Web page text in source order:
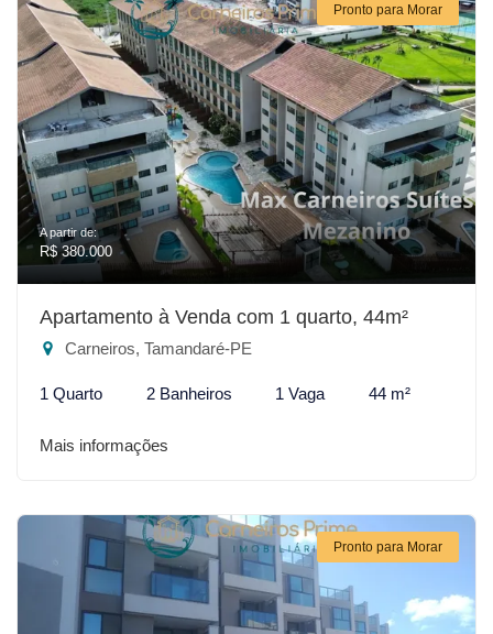
Pronto para Morar
A partir de:
R$ 380.000
Apartamento à Venda com 1 quarto, 44m²
Carneiros, Tamandaré-PE
1 Quarto 2 Banheiros 1 Vaga 44 m²
Mais informações
Pronto para Morar